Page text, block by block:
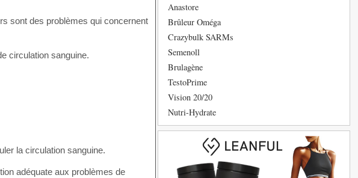
sont des problèmes qui concernent
circulation sanguine.
la circulation sanguine.
adéquate aux problèmes de
Anastore
Brûleur Oméga
Crazybulk SARMs
Semenoll
Brulagène
TestoPrime
Vision 20/20
Nutri-Hydrate